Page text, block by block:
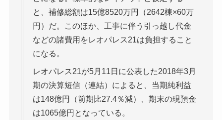
と、補修総額は15億8520万円（2642棟×60万
円）だ。このほか、工事に伴う引っ越し代金
などの諸費用をレオパレス21は負担すること
になる。
レオパレス21が5月11日に公表した2018年3月
期の決算短信（連結）によると、当期純利益
は148億円（前期比27.4％減）、期末の現預金
は1065億円となっている。